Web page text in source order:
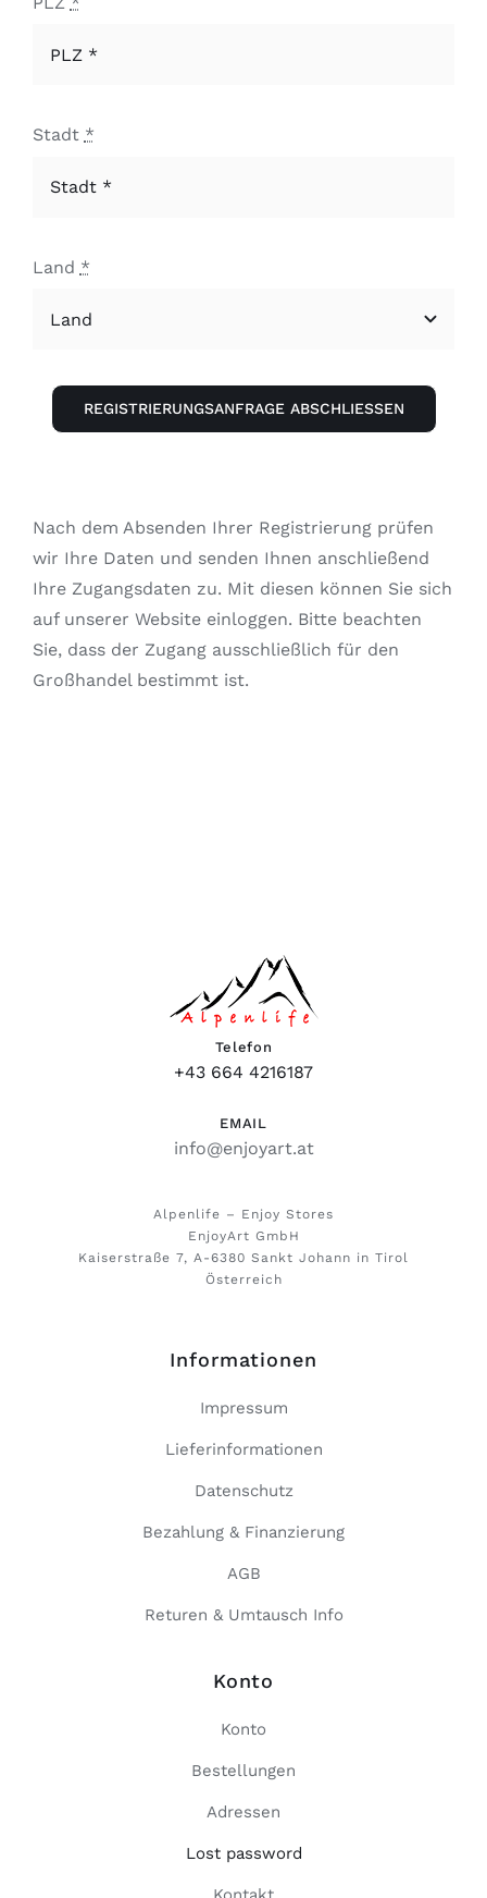
Stadt *
Land *
REGISTRIERUNGSANFRAGE ABSCHLIESSEN
Nach dem Absenden Ihrer Registrierung prüfen
wir Ihre Daten und senden Ihnen anschließend
Ihre Zugangsdaten zu. Mit diesen können Sie sich
auf unserer Website einloggen. Bitte beachten
Sie, dass der Zugang ausschließlich für den
Großhandel bestimmt ist.
Telefon
+43 664 4216187
EMAIL
info@enjoyart.at
Alpenlife – Enjoy Stores
EnjoyArt GmbH
Kaiserstraße 7, A-6380 Sankt Johann in Tirol
Österreich
Informationen
Impressum
Lieferinformationen
Datenschutz
Bezahlung & Finanzierung
AGB
Returen & Umtausch Info
Konto
Konto
Bestellungen
Adressen
Lost password